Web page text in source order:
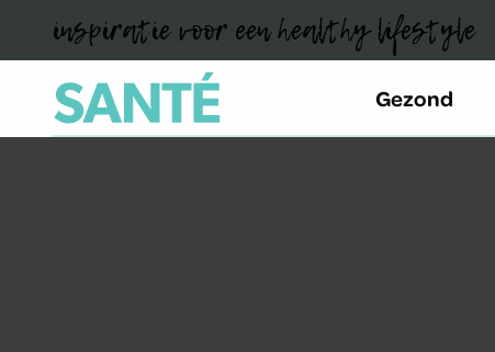
inspiratie voor een healthy lifestyle
Gezond